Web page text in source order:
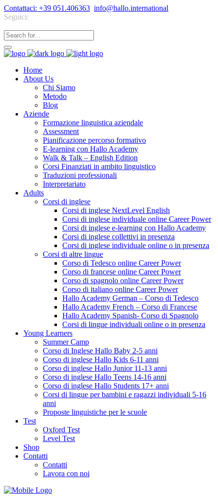
Contattaci: +39 051.406363 info@hallo.international
Seguici:
Home
About Us
Chi Siamo
Metodo
Blog
Aziende
Formazione linguistica aziendale
Assessment
Pianificazione percorso formativo
E-learning con Hallo Academy
Walk & Talk – English Edition
Corsi Finanziati in ambito linguistico
Traduzioni professionali
Interpretariato
Adults
Corsi di inglese
Corsi di inglese NextLevel English
Corsi di inglese individuale online Career Power
Corsi di inglese e-learning con Hallo Academy
Corsi di inglese collettivi in presenza
Corsi di inglese individuale online o in presenza
Corsi di altre lingue
Corso di Tedesco online Career Power
Corso di francese online Career Power
Corso di spagnolo online Career Power
Corso di italiano online Career Power
Hallo Academy German – Corso di Tedesco
Hallo Academy French – Corso di Francese
Hallo Academy Spanish- Corso di Spagnolo
Corsi di lingue individuali online o in presenza
Young Learners
Summer Camp
Corso di Inglese Hallo Baby 2-5 anni
Corso di inglese Hallo Kids 6-11 anni
Corso di inglese Hallo Junior 11-13 anni
Corso di inglese Hallo Teens 14-16 anni
Corso di inglese Hallo Students 17+ anni
Corsi di lingue per bambini e ragazzi individuali 5-16
anni
Proposte linguistiche per le scuole
Test
Oxford Test
Level Test
Shop
Contatti
Contatti
Lavora con noi